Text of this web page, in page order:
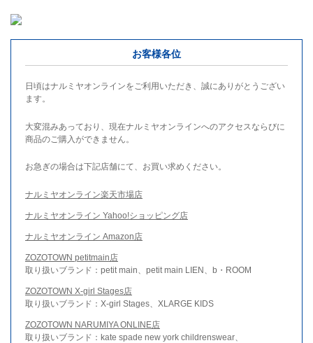
お客様各位
日頃はナルミヤオンラインをご利用いただき、誠にありがとうござい
ます。
大変混みあっており、現在ナルミヤオンラインへのアクセスならびに
商品のご購入ができません。
お急ぎの場合は下記店舗にて、お買い求めください。
ナルミヤオンライン楽天市場店
ナルミヤオンライン Yahoo!ショッピング店
ナルミヤオンライン Amazon店
ZOZOTOWN petitmain店
取り扱いブランド：petit main、petit main LIEN、b・ROOM
ZOZOTOWN X-girl Stages店
取り扱いブランド：X-girl Stages、XLARGE KIDS
ZOZOTOWN NARUMIYA ONLINE店
取り扱いブランド：kate spade new york childrenswear、